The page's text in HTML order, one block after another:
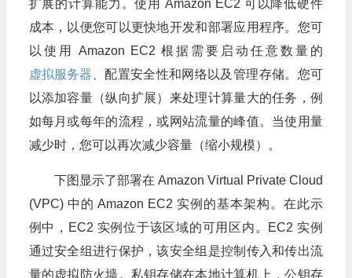
扩展的计算能力。使用 Amazon EC2 可以降低硬件
成本，以便您可以更快地开发和部署应用程序。您可
以使用 Amazon EC2 根据需要启动任意数量的
虚拟服务器 、配置安全性和网络以及管理存储。您可
以添加容量（纵向扩展）来处理计算量大的任务，例
如每月或每年的流程，或网站流量的峰值。当使用量
减少时，您可以再次减少容量（缩小规模）。
下图显示了部署在 Amazon Virtual Private Cloud
(VPC) 中的 Amazon EC2 实例的基本架构。在此示
例中，EC2 实例位于该区域的可用区内。EC2 实例
通过安全组进行保护，该安全组是控制传入和传出流
量的虚拟防火墙。私钥存储在本地计算机上，公钥存